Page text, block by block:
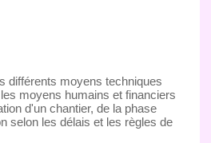
différents moyens techniques
moyens humains et financiers
d'un chantier, de la phase
selon les délais et les règles de